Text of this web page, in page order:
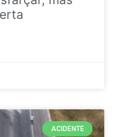
ACIDENTE